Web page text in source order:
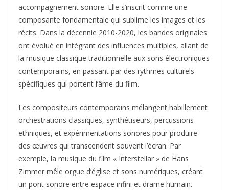
accompagnement sonore. Elle s’inscrit comme une
composante fondamentale qui sublime les images et les
récits. Dans la décennie 2010-2020, les bandes originales
ont évolué en intégrant des influences multiples, allant de
la musique classique traditionnelle aux sons électroniques
contemporains, en passant par des rythmes culturels
spécifiques qui portent l’âme du film.
Les compositeurs contemporains mélangent habillement
orchestrations classiques, synthétiseurs, percussions
ethniques, et expérimentations sonores pour produire
des œuvres qui transcendent souvent l’écran. Par
exemple, la musique du film « Interstellar » de Hans
Zimmer mêle orgue d’église et sons numériques, créant
un pont sonore entre espace infini et drame humain.